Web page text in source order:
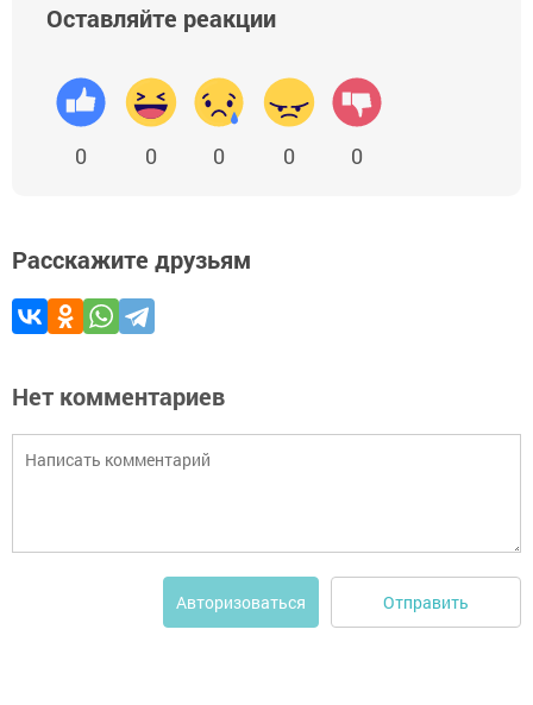
Оставляйте реакции
0 0 0 0 0
Расскажите друзьям
Нет комментариев
Авторизоваться Отправить